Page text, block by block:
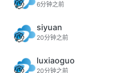
6分钟之前
siyuan
20分钟之前
luxiaoguo
20分钟之前